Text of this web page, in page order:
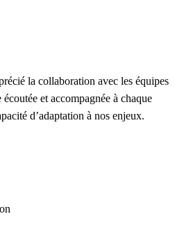
la collaboration avec les équipes
et accompagnée à chaque
d’adaptation à nos enjeux.